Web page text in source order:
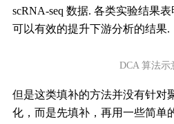
scRNA-seq 数据. 各类实验结果
可以有效的提升下游分析的结果.
DCA 算法示
但是这类填补的方法并没有针对
化，而是先填补，再用一些简单